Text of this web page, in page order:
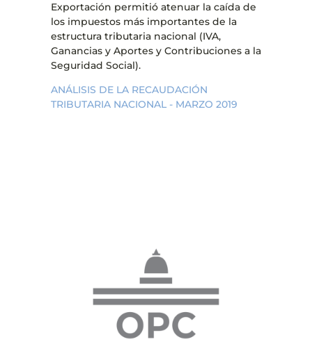
Exportación permitió atenuar la caída de
los impuestos más importantes de la
estructura tributaria nacional (IVA,
Ganancias y Aportes y Contribuciones a la
Seguridad Social).
ANÁLISIS DE LA RECAUDACIÓN
TRIBUTARIA NACIONAL - MARZO 2019